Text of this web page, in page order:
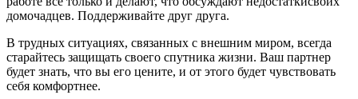
домочадцев. Поддерживайте друг друга.
В трудных ситуациях, связанных с внешним миром, всегда
старайтесь защищать своего спутника жизни. Ваш партнер
будет знать, что вы его цените, и от этого будет чувствовать
себя комфортнее.